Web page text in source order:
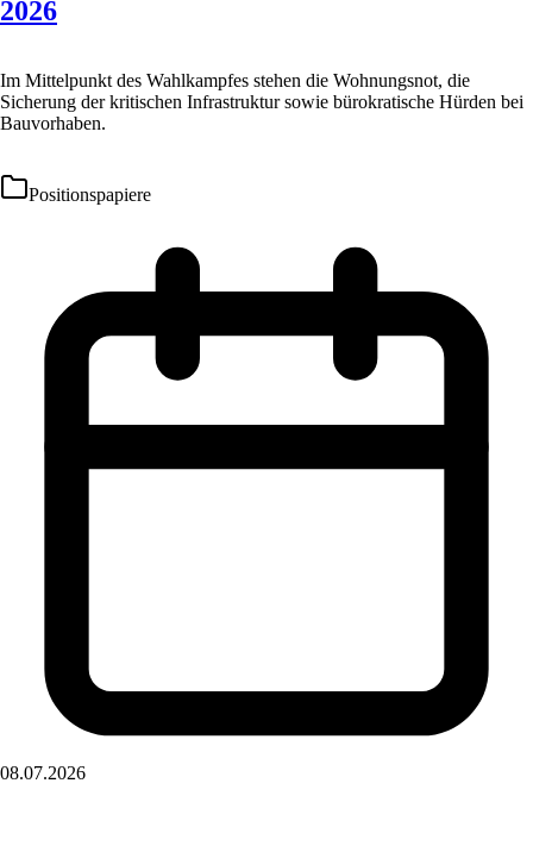
2026
Im Mittelpunkt des Wahlkampfes stehen die Wohnungsnot, die
Sicherung der kritischen Infrastruktur sowie bürokratische Hürden bei
Bauvorhaben.
Positionspapiere
08.07.2026